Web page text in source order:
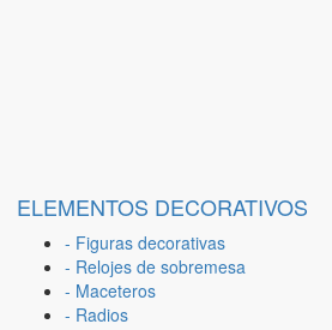
ELEMENTOS DECORATIVOS
- Figuras decorativas
- Relojes de sobremesa
- Maceteros
- Radios